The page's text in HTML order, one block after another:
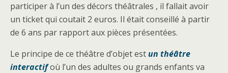
participer à l’un des décors théâtrales , il fallait avoir
un ticket qui coutait 2 euros. Il était conseillé à partir
de 6 ans par rapport aux pièces présentées.
Le principe de ce théâtre d’objet est un théâtre
interactifoù l’un des adultes ou grands enfants va